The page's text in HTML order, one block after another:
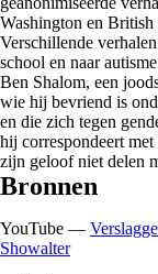
Washington en British
Verschillende
school en naar
Ben Shalom, een
wie hij bevriend is
en die zich tegen
hij correspondeert
zijn geloof niet delen
Bronnen
YouTube —
Showalter